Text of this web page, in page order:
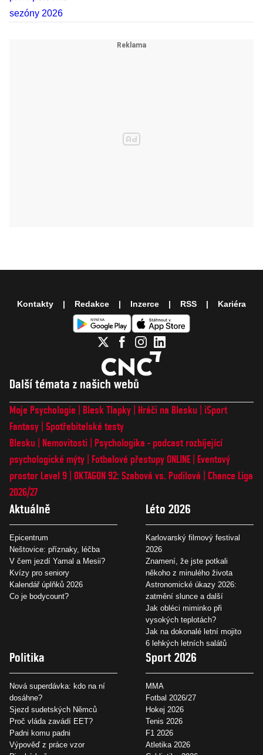
Další témata z našich webů
Moje Psychologie Blesk Tlapky Hráči na Blesku
iSport
Fantasy Spotřebitelské testy
Blesku
Nemovitosti
Psychologika - podcast rozbíjející
psychologické mýty
Fotbalové přestupy ONLINE
Eventový
prostor Level 9 OKTAGON 92: Szabová vs. Pudilová
Chance Liga
2026/27
Aktuálně
Epicentrum
Neštovice: příznaky, léčba
V čem jezdí Yamal a Mesii?
Kvízy pro seniory
Kalendář úplňků 2026
Co je bodycount?
Léto 2026
Karlovarský filmový festival
2026
Znamení, že jste potkali
někoho z minulého života
Astronomické úkazy 2026:
zatmění slunce a další
Jak obléci miminko při
vysokých teplotách?
Jak na dokonalé letní mojito
6 lehkých letních salátů
Politika
Nová superdávka: kdo na ní
dosáhne?
Sjezd sudetských Němců
Proč vláda zavádí EET?
Padni komu padni
Výpověď z práce vzor
Sport 2026
MMA
Fotbal 2026/27
Hokej 2026
Tenis 2026
F1 2026
Atletika 2026
Kontakty Redakce Inzerce RSS Kariéra